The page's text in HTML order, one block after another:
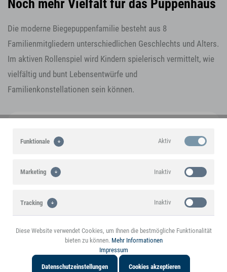
Noch mehr Vielfalt für das Puppenhaus
Die moderne Biegepuppenfamilie besteht aus 8
Familienmitgliedern unterschiedlichen Geschlechts und Alters.
Im aktiven Rollenspiel wird Kindern spielerisch vermittelt, wie
vielfältig und bunt Lebensentwürfe und
Familienkonstellationen sein können.
Funktionale Aktiv
Marketing Inaktiv
Tracking Inaktiv
Personalisierung Inaktiv
Diese Website verwendet Cookies, um Ihnen die bestmögliche Funktionalität
bieten zu können. Mehr Informationen
Impressum
Datenschutzeinstellungen Cookies akzeptieren